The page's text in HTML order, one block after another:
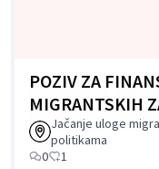
POZIV ZA
MIGRANTSKIH
Jačanje uloge
politikama
0
1